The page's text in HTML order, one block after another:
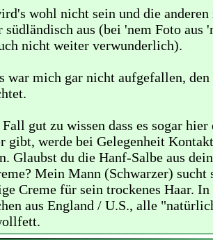
wohl nicht sein und die anderen
südländisch aus (bei 'nem Foto aus
nicht weiter verwunderlich).
war mich gar nicht aufgefallen,
gut zu wissen dass es sogar hier
gibt, werde bei Gelegenheit
Glaubst du die Hanf-Salbe aus
Mein Mann (Schwarzer) sucht
Creme für sein trockenes Haar.
aus England / U.S., alle